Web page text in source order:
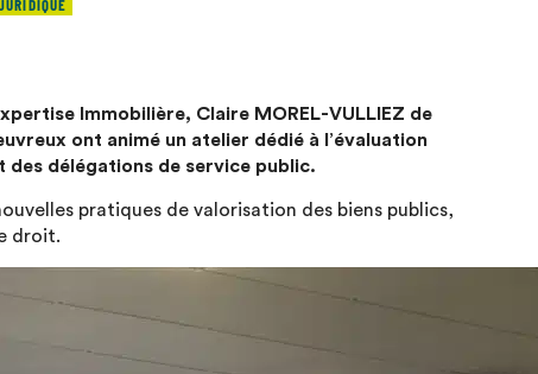
Immobilière, Claire MOREL-VULLIEZ de
ont animé un atelier dédié à l’évaluation
des délégations de service public.
pratiques de valorisation des biens publics,
droit.